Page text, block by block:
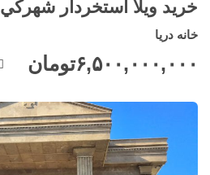
خريد ويلا استخردار شهركي
خانه دريا
۶,۵۰۰,۰۰۰,۰۰۰تومان